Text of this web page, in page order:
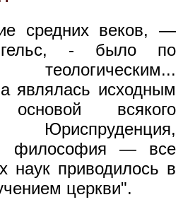
средних веков, —
- было по
теологическим...
являлась исходным
всякого
философия — все
наук приводилось в
церкви".